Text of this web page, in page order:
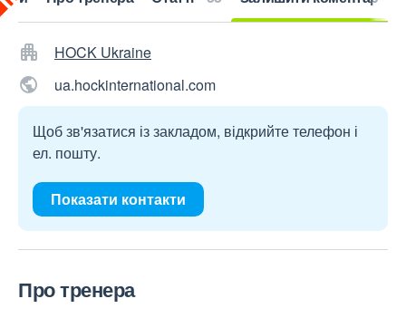
HOCK Ukraine
ua.hockinternational.com
Щоб зв'язатися із закладом, відкрийте телефон і
ел. пошту.
Показати контакти
Про тренера